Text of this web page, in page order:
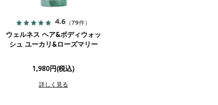
4.6 （79件）
ウェルネス ヘア&ボディウォッ
シュ ユーカリ&ローズマリー
1,980円(税込)
詳しく見る